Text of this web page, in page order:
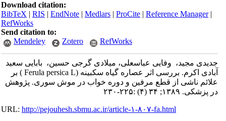
Download citation:
BibTeX|RIS|EndNote|Medlars|ProCite|Reference Manager
RefWorks
Send citation to:
Mendeley
Zotero RefWorks
جدیدی مجید، ‌ وفایی عباسعلی، میلادی گرجی حسین، ‌ بابایی‌ سعید
آبادی‌ اکرم. بررسی‌ اثر عصاره گیاه سکبینه (Ferula persica L ) بر
علائم‌ ناشی‌ از قطع‌ مرفین‌ و دوره‌ خواب‌ در موش سوری. پژوهش
در پزشکی. ۱۳۸۹; ۳۴ (۴) :۲۲۵-۲۳۰
URL:http://pejouhesh.sbmu.ac.ir/article-۱-۸۰۷-fa.html